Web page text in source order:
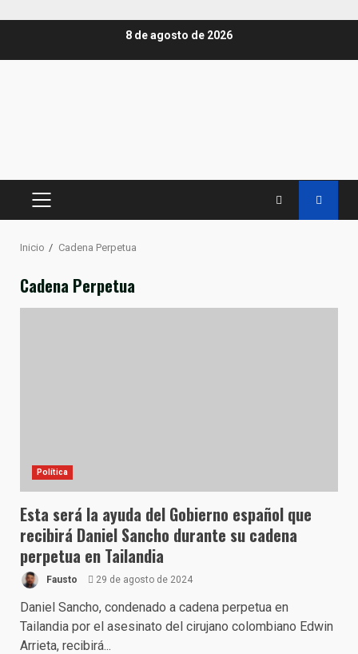
8 de agosto de 2026
MENÚ
Inicio Cadena Perpetua
Cadena Perpetua
Política
Esta será la ayuda del Gobierno español que
recibirá Daniel Sancho durante su cadena
perpetua en Tailandia
Fausto 29 de agosto de 2024
Daniel Sancho, condenado a cadena perpetua en
Tailandia por el asesinato del cirujano colombiano Edwin
Arrieta, recibirá...